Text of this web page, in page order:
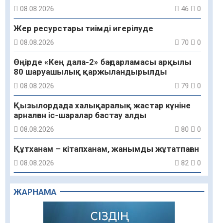
08.08.2026 46 0
Жер ресурстары тиімді игерілуде
08.08.2026 70 0
Өңірде «Кең дала-2» бағдарламасы арқылы
80 шаруашылық қаржыландырылды
08.08.2026 79 0
Қызылордада халықаралық жастар күніне
арналған іс-шаралар бастау алды
08.08.2026 80 0
Құтханам – кітапханам, жанымды жұтатпаған
08.08.2026 82 0
Құрылыс қарқыны – қала дамуының айғағы
08.08.2026
Зәулім ғимараттарда туған жерді түлеткен
ЖАРНАМА